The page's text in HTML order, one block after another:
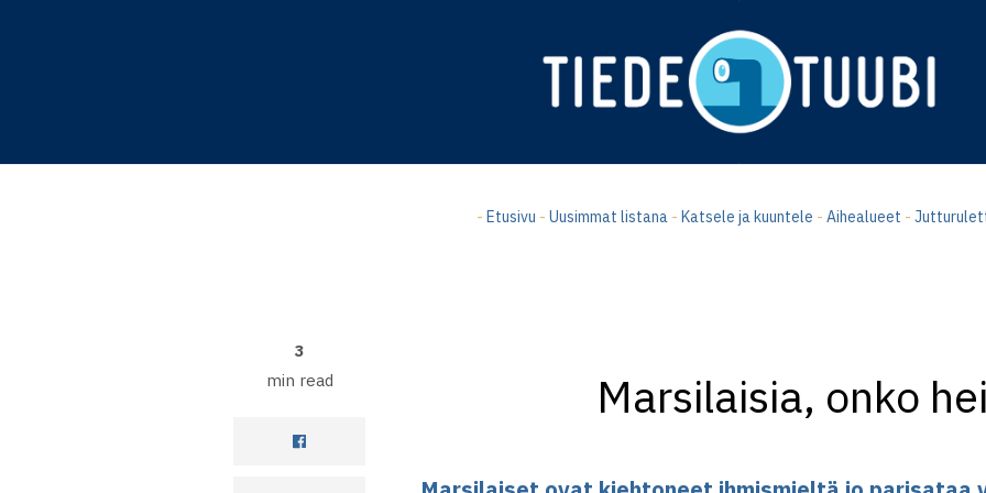
- Etusivu - Uusimmat listana- Katsele ja kuuntele - Aihealueet -
3
min read
Marsilaisia, onko